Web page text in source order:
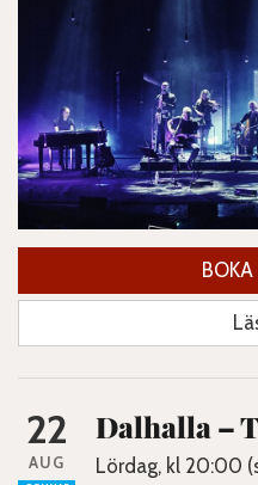
22
AUG
Dalhalla –
Lördag, kl 20:00